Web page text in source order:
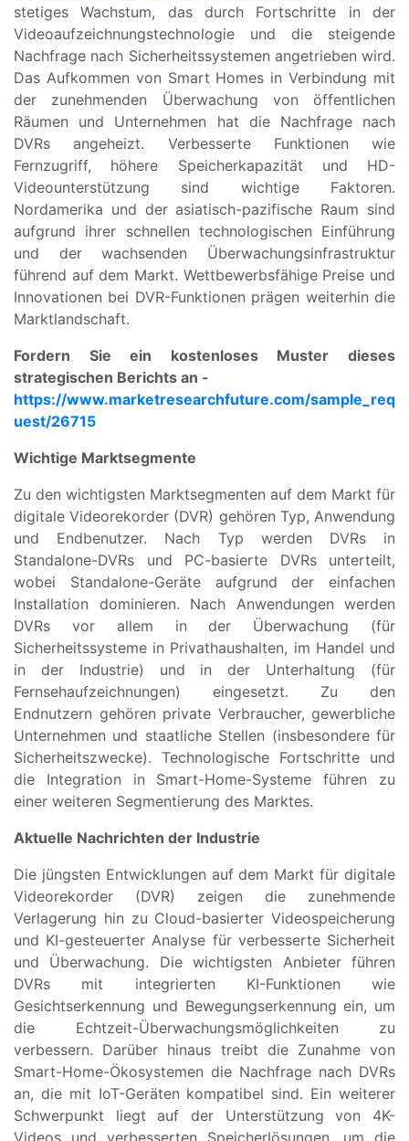
stetiges Wachstum, das durch Fortschritte in der
Videoaufzeichnungstechnologie und die steigende
Nachfrage nach Sicherheitssystemen angetrieben wird.
Das Aufkommen von Smart Homes in Verbindung mit
der zunehmenden Überwachung von öffentlichen
Räumen und Unternehmen hat die Nachfrage nach
DVRs angeheizt. Verbesserte Funktionen wie
Fernzugriff, höhere Speicherkapazität und HD-
Videounterstützung sind wichtige Faktoren.
Nordamerika und der asiatisch-pazifische Raum sind
aufgrund ihrer schnellen technologischen Einführung
und der wachsenden Überwachungsinfrastruktur
führend auf dem Markt. Wettbewerbsfähige Preise und
Innovationen bei DVR-Funktionen prägen weiterhin die
Marktlandschaft.
Fordern Sie ein kostenloses Muster dieses
strategischen Berichts an -
https://www.marketresearchfuture.com/sample_req
uest/26715
Wichtige Marktsegmente
Zu den wichtigsten Marktsegmenten auf dem Markt für
digitale Videorekorder (DVR) gehören Typ, Anwendung
und Endbenutzer. Nach Typ werden DVRs in
Standalone-DVRs und PC-basierte DVRs unterteilt,
wobei Standalone-Geräte aufgrund der einfachen
Installation dominieren. Nach Anwendungen werden
DVRs vor allem in der Überwachung (für
Sicherheitssysteme in Privathaushalten, im Handel und
in der Industrie) und in der Unterhaltung (für
Fernsehaufzeichnungen) eingesetzt. Zu den
Endnutzern gehören private Verbraucher, gewerbliche
Unternehmen und staatliche Stellen (insbesondere für
Sicherheitszwecke). Technologische Fortschritte und
die Integration in Smart-Home-Systeme führen zu
einer weiteren Segmentierung des Marktes.
Aktuelle Nachrichten der Industrie
Die jüngsten Entwicklungen auf dem Markt für digitale
Videorekorder (DVR) zeigen die zunehmende
Verlagerung hin zu Cloud-basierter Videospeicherung
und KI-gesteuerter Analyse für verbesserte Sicherheit
und Überwachung. Die wichtigsten Anbieter führen
DVRs mit integrierten KI-Funktionen wie
Gesichtserkennung und Bewegungserkennung ein, um
die Echtzeit-Überwachungsmöglichkeiten zu
verbessern. Darüber hinaus treibt die Zunahme von
Smart-Home-Ökosystemen die Nachfrage nach DVRs
an, die mit IoT-Geräten kompatibel sind. Ein weiterer
Schwerpunkt liegt auf der Unterstützung von 4K-
Videos und verbesserten Speicherlösungen, um die